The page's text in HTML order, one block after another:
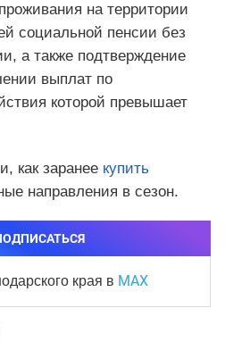
на территории
социальной пенсии без
а также подтверждение
выплат по
которой превышает
как заранее купить
направления в сезон.
края в MAX